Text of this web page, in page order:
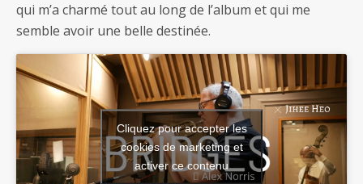
qui m’a charmé tout au long de l’album et qui me
semble avoir une belle destinée.
Cliquez pour accepter les
cookies de marketing et
activer ce contenu